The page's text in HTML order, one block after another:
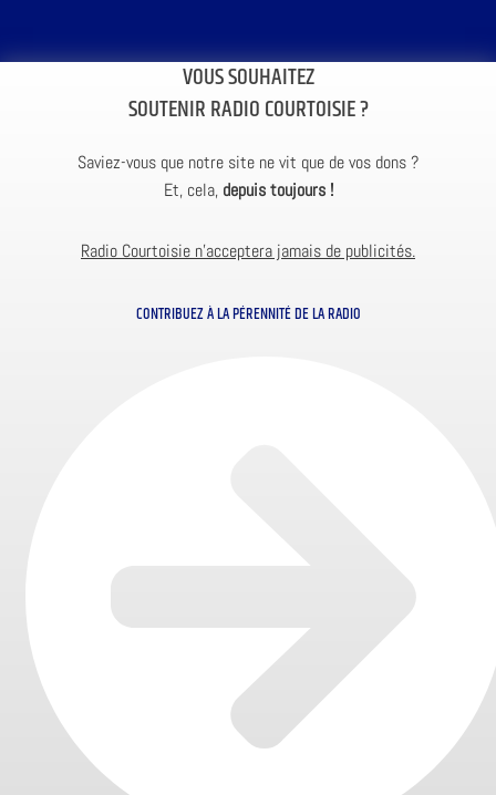
VOUS SOUHAITEZ
SOUTENIR RADIO COURTOISIE ?
Saviez-vous que notre site ne vit que de vos dons ?
Et, cela, depuis toujours !
Radio Courtoisie n’acceptera jamais de publicités.
CONTRIBUEZ À LA PÉRENNITÉ DE LA RADIO